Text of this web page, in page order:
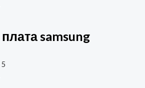
samsung